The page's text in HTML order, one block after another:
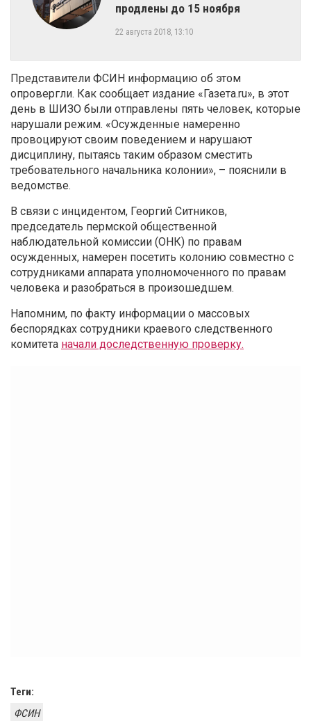
продлены до 15 ноября
22 августа 2018, 13:10
Представители ФСИН информацию об этом
опровергли. Как сообщает издание «Газета.ru», в этот
день в ШИЗО были отправлены пять человек, которые
нарушали режим. «Осужденные намеренно
провоцируют своим поведением и нарушают
дисциплину, пытаясь таким образом сместить
требовательного начальника колонии», – пояснили в
ведомстве.
В связи с инцидентом, Георгий Ситников,
председатель пермской общественной
наблюдательной комиссии (ОНК) по правам
осужденных, намерен посетить колонию совместно с
сотрудниками аппарата уполномоченного по правам
человека и разобраться в произошедшем.
Напомним, по факту информации о массовых
беспорядках сотрудники краевого следственного
комитета начали доследственную проверку.
Теги:
ФСИН